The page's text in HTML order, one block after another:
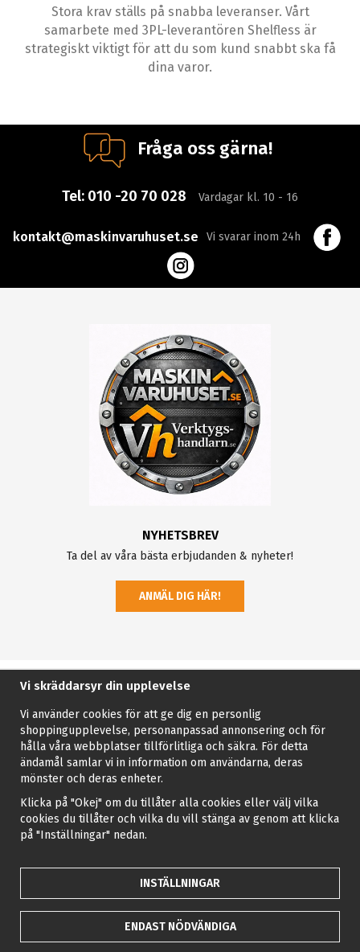
Stora krav ställs på snabba leveranser. Vårt
samarbete med 3PL-leverantören Shelfless är
strategiskt viktigt för att du som kund snabbt ska få
dina varor.
Fråga oss gärna!
Tel: 010 -20 70 028 Vardagar kl. 10 - 16
kontakt@maskinvaruhuset.se Vi svarar inom 24h
NYHETSBREV
Ta del av våra bästa erbjudanden & nyheter!
ANMÄL DIG HÄR!
Vi skräddarsyr din upplevelse
Vi använder cookies för att ge dig en personlig
shoppingupplevelse, personanpassad annonsering och för
hålla våra webbplatser tillförlitliga och säkra. För detta
ändamål samlar vi in information om användarna, deras
mönster och deras enheter.
Klicka på "Okej" om du tillåter alla cookies eller välj vilka
cookies du tillåter och vilka du vill stänga av genom att klicka
på "Inställningar" nedan.
INSTÄLLNINGAR
ENDAST NÖDVÄNDIGA